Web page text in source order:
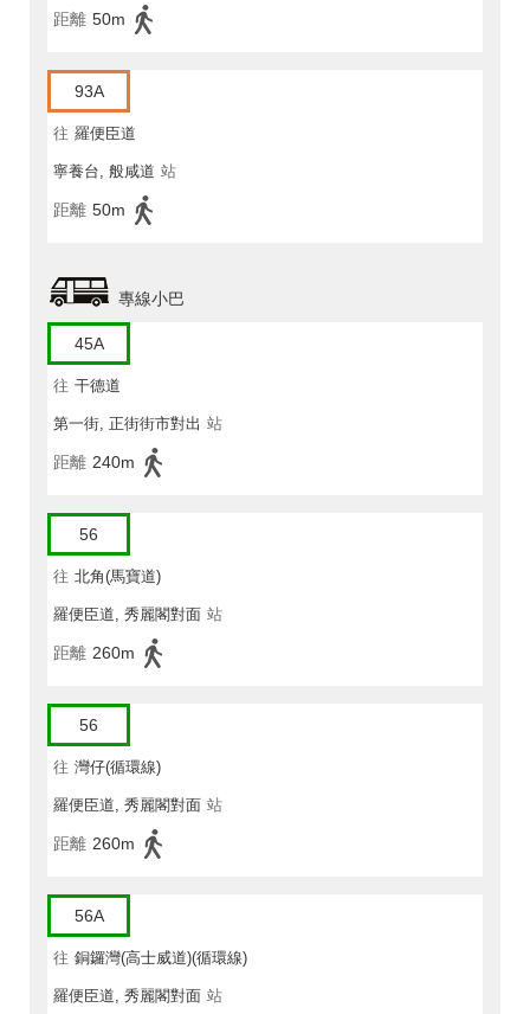
距離 50m
93A
往 羅便臣道
寧養台, 般咸道 站
距離 50m
專線小巴
45A
往 干德道
第一街, 正街街市對出 站
距離 240m
56
往 北角(馬寶道)
羅便臣道, 秀麗閣對面 站
距離 260m
56
往 灣仔(循環線)
羅便臣道, 秀麗閣對面 站
距離 260m
56A
往 銅鑼灣(高士威道)(循環線)
羅便臣道, 秀麗閣對面 站